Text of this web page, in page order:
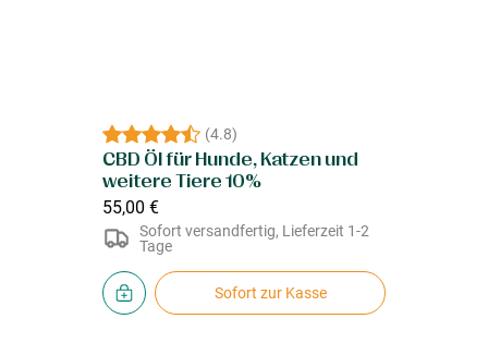
(4.8)
CBD Öl für Hunde, Katzen und
weitere Tiere 10%
55,00 €
Sofort versandfertig, Lieferzeit 1-2
Tage
Sofort zur Kasse